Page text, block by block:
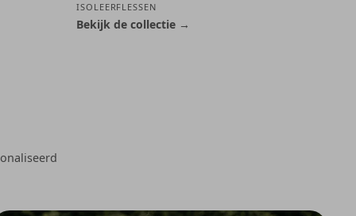
ISOLEERFLESSEN
Bekijk de collectie →